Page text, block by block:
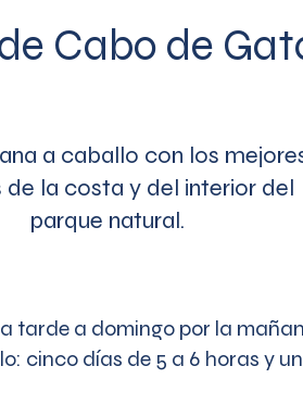
Cabo de
a caballo con los
de la costa y del interior del
parque natural.
tarde a domingo por la
cinco días de 5 a 6 horas y